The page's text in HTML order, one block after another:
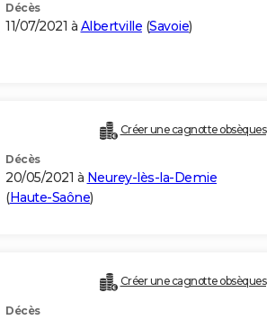
Décès
11/07/2021 à Albertville (Savoie)
Créer une cagnotte obsèques
Décès
20/05/2021 à Neurey-lès-la-Demie
(Haute-Saône)
Créer une cagnotte obsèques
Décès